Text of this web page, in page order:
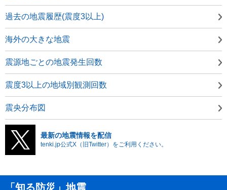
過去の地震履歴(震度3以上)
海外の大きな地震
震源地ごとの地震発生回数
震度3以上の地域別観測回数
震央分布図
最新の地震情報を配信
tenki.jp公式X（旧Twitter）をご利用ください。
「知る防災」地震